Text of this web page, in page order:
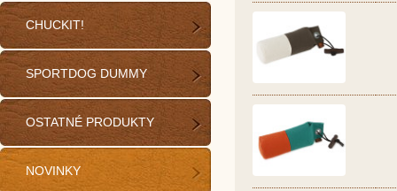
CHUCKIT!
SPORTDOG DUMMY
OSTATNÉ PRODUKTY
NOVINKY